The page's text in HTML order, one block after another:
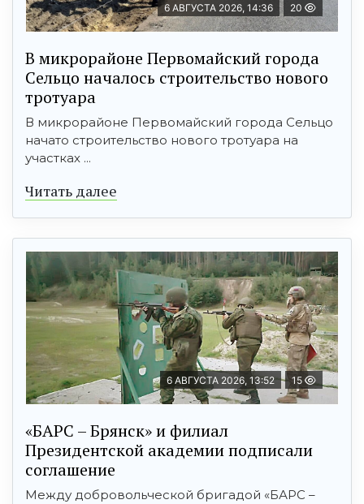
6 АВГУСТА 2026, 14:36 20
В микрорайоне Первомайский города
Сельцо началось строительство нового
тротуара
В микрорайоне Первомайский города Сельцо
начато строительство нового тротуара на
участках ...
Читать далее
6 АВГУСТА 2026, 13:52 15
«БАРС – Брянск» и филиал
Президентской академии подписали
соглашение
Между добровольческой бригадой «БАРС –